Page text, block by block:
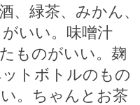
、緑茶、みかん、
いい。味噌汁
ものがいい。麹
トボトルのもの
。ちゃんとお茶